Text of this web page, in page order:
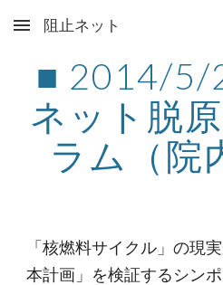
Skip to main content
阻止ネット
■ 2014/5/
ネット脱
ラム（院
「核燃料サイクル」の現
本計画」を検証するシン